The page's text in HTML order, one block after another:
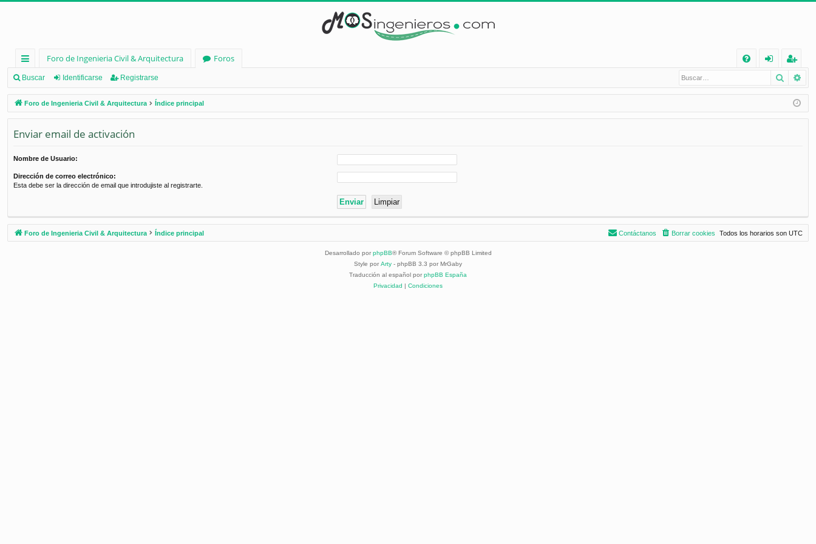
nl
ac
es
rá
os
Foro de Ingenieria Civil & Arquitectura
Foros
Q
nt
ifi
eg
ist
ra
Buscar Identificarse Registrarse Buscar
Foro de Ingenieria Civil & Arquitectura Índice principal
Enviar email de activación
Nombre de Usuario:
Dirección de correo electrónico:
Esta debe ser la dirección de email que introdujiste al registrarte.
Foro de Ingenieria Civil & Arquitectura Índice principal Todos los horarios son UTC
Borrar cookies
Contáctanos
Desarrollado por phpBB® Forum Software © phpBB Limited
Style por Arty - phpBB 3.3 por MrGaby
Traducción al español por phpBB España
Privacidad | Condiciones